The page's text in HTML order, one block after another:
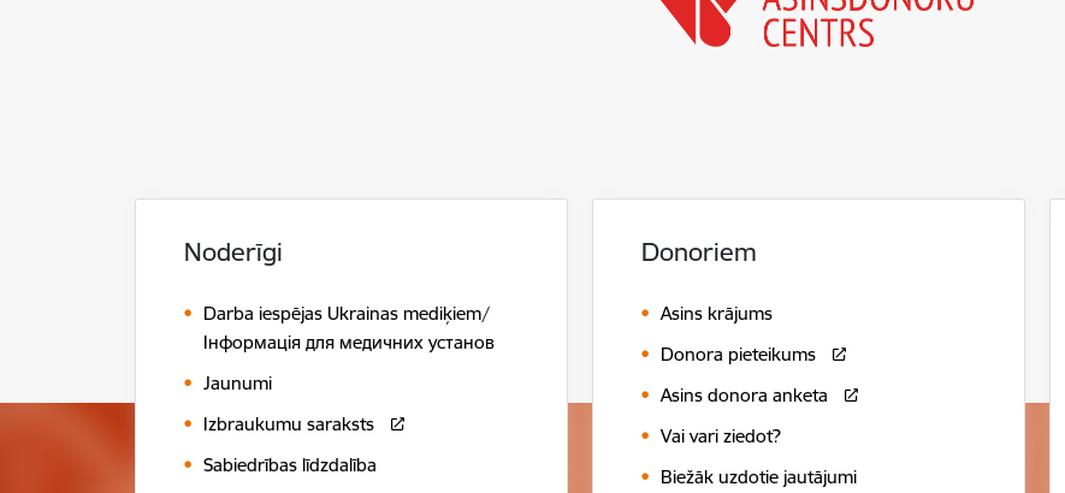
Noderīgi
Darba iespējas Ukrainas mediķiem/
Інформація для медичних установ
Jaunumi
Izbraukumu saraksts
Sabiedrības līdzdalība
Donoriem
Asins krājums
Donora pieteikums
Asins donora anketa
Vai vari ziedot?
Biežāk uzdotie jautājumi